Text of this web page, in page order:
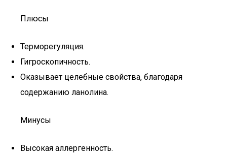
Плюсы
Терморегуляция.
Гигроскопичность.
Оказывает целебные свойства, благодаря
содержанию ланолина.
Минусы
Высокая аллергенность.